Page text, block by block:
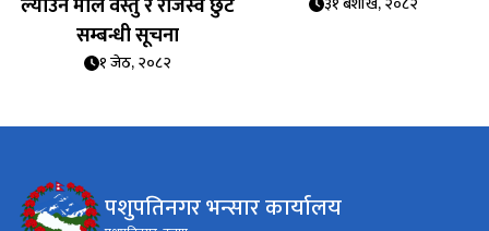
ल्याउने माल वस्तु र राजस्व छुट
सम्बन्धी सूचना
१ जेठ, २०८२
पशुपतिनगर भन्सार कार्यालय